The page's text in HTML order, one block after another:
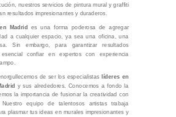
nuestros servicios de pintura mural y graffiti
resultados impresionantes y duraderos.
Madrid es una forma poderosa de agregar
a cualquier espacio, ya sea una oficina, una
Sin embargo, para garantizar resultados
confiar en expertos con experiencia
de ser los especialistas líderes en
y sus alrededores. Conocemos a fondo la
la importancia de fusionar la creatividad con
equipo de talentosos artistas trabaja
plasmar tus ideas en murales impresionantes y